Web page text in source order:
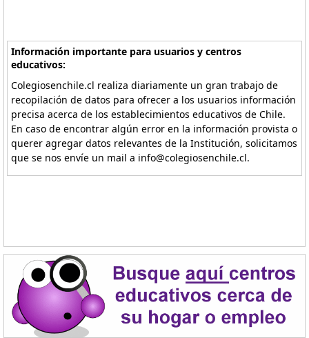
Información importante para usuarios y centros
educativos:
Colegiosenchile.cl realiza diariamente un gran trabajo de
recopilación de datos para ofrecer a los usuarios información
precisa acerca de los establecimientos educativos de Chile.
En caso de encontrar algún error en la información provista o
querer agregar datos relevantes de la Institución, solicitamos
que se nos envíe un mail a info@colegiosenchile.cl.